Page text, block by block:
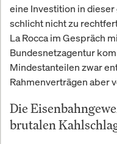
eine Investition in
schlicht nicht zu
La Rocca im Gespräch
Bundesnetzagentur
Mindestanteilen zwar
Rahmenverträgen aber
Die
brutalen